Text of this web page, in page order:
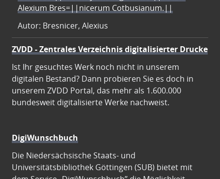
Alexium Bres=||nicerum Cotbusianum.||
Autor: Bresnicer, Alexius
ZVDD - Zentrales Verzeichnis digitalisierter Drucke
Ist Ihr gesuchtes Werk noch nicht in unserem
digitalen Bestand? Dann probieren Sie es doch in
unserem ZVDD Portal, das mehr als 1.600.000
bundesweit digitalisierte Werke nachweist.
DigiWunschbuch
Die Niedersächsische Staats- und
Universitätsbibliothek Göttingen (SUB) bietet mit